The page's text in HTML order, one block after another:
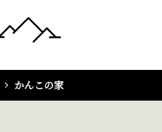
かんこの家